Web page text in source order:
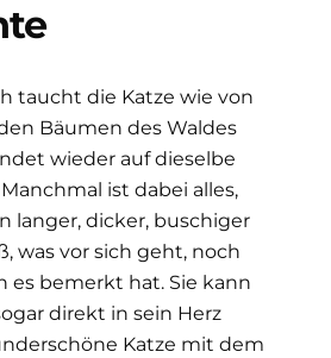
taucht die Katze wie von
Bäumen des Waldes
wieder auf dieselbe
ist dabei alles,
langer, dicker, buschiger
was vor sich geht, noch
es bemerkt hat. Sie kann
direkt in sein Herz
Katze mit dem